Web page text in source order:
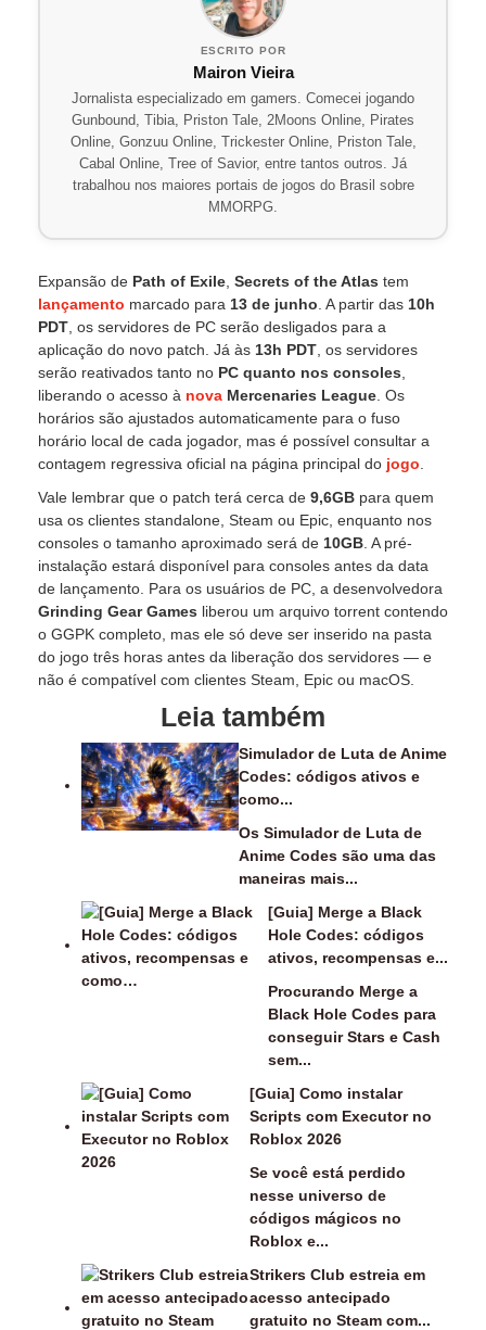
ESCRITO POR
Mairon Vieira
Jornalista especializado em gamers. Comecei jogando
Gunbound, Tibia, Priston Tale, 2Moons Online, Pirates
Online, Gonzuu Online, Trickester Online, Priston Tale,
Cabal Online, Tree of Savior, entre tantos outros. Já
trabalhou nos maiores portais de jogos do Brasil sobre
MMORPG.
Expansão de Path of Exile Secrets of the Atlas tem
lançamento marcado para 13 de junho . A partir das 10h
PDT , os servidores de PC serão desligados para a
aplicação do novo patch. Já às 13h PDT , os servidores
serão reativados tanto no PC quanto nos consoles
liberando o acesso à nova Mercenaries League . Os
horários são ajustados automaticamente para o fuso
horário local de cada jogador, mas é possível consultar a
contagem regressiva oficial na página principal do jogo
Vale lembrar que o patch terá cerca de 9,6GB para quem
usa os clientes standalone, Steam ou Epic, enquanto nos
consoles o tamanho aproximado será de 10GB . A pré-
instalação estará disponível para consoles antes da data
de lançamento. Para os usuários de PC, a desenvolvedora
Grinding Gear Games liberou um arquivo torrent contendo
o GGPK completo, mas ele só deve ser inserido na pasta
do jogo três horas antes da liberação dos servidores — e
não é compatível com clientes Steam, Epic ou macOS.
Leia também
Simulador de Luta de Anime
Codes: códigos ativos e
como...
Os Simulador de Luta de
Anime Codes são uma das
maneiras mais...
[Guia] Merge a Black
Hole Codes: códigos
ativos, recompensas e...
Procurando Merge a
Black Hole Codes para
conseguir Stars e Cash
sem...
[Guia] Como instalar
Scripts com Executor no
Roblox 2026
Se você está perdido
nesse universo de
códigos mágicos no
Roblox e...
Strikers Club estreia em
acesso antecipado
gratuito no Steam com...